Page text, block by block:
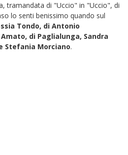
tramandata di "Uccio" in "Uccio", di
lo senti benissimo quando sul
Tondo, di Antonio
di Paglialunga, Sandra
Stefania Morciano.